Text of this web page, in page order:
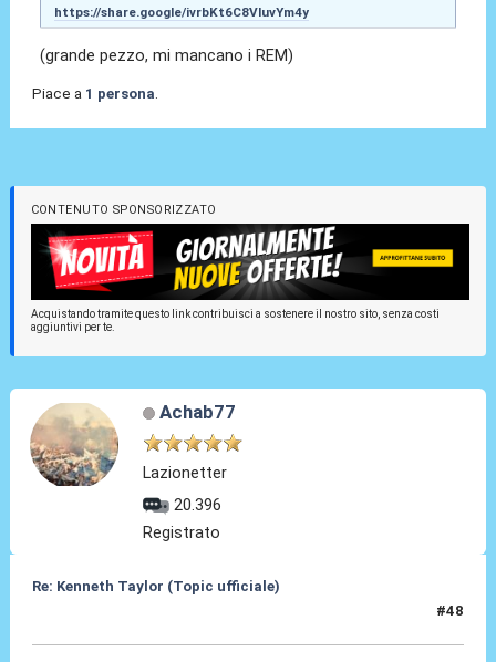
https://share.google/ivrbKt6C8VluvYm4y
(grande pezzo, mi mancano i REM)
Piace a 1 persona
CONTENUTO SPONSORIZZATO
Acquistando tramite questo link contribuisci a sostenere il nostro sito, senza costi
aggiuntivi per te.
Achab77
Lazionetter
20.396
Registrato
Re: Kenneth Taylor (Topic ufficiale)
#48